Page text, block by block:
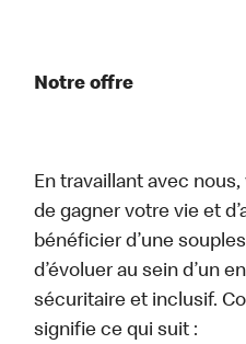
Notre offre
En travaillant avec
de gagner votre vie et
bénéficier d’une
d’évoluer au sein d’un
sécuritaire et inclusif.
signifie ce qui suit :